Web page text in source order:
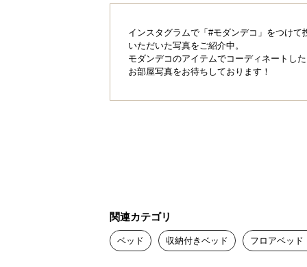
インスタグラムで「#モダンデコ」をつけて
いただいた写真をご紹介中。
モダンデコのアイテムでコーディネートし
お部屋写真をお待ちしております！
関連カテゴリ
ベッド 収納付きベッド フロアベッド